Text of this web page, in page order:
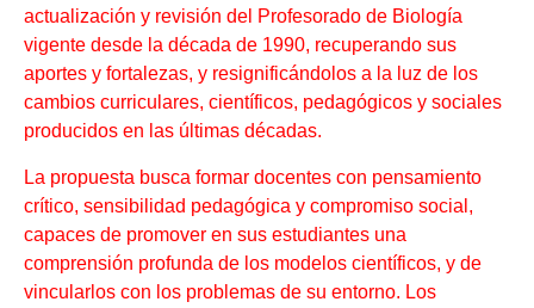
actualización y revisión del Profesorado de Biología
vigente desde la década de 1990, recuperando sus
aportes y fortalezas, y resignificándolos a la luz de los
cambios curriculares, científicos, pedagógicos y sociales
producidos en las últimas décadas.
La propuesta busca formar docentes con pensamiento
crítico, sensibilidad pedagógica y compromiso social,
capaces de promover en sus estudiantes una
comprensión profunda de los modelos científicos, y de
vincularlos con los problemas de su entorno. Los